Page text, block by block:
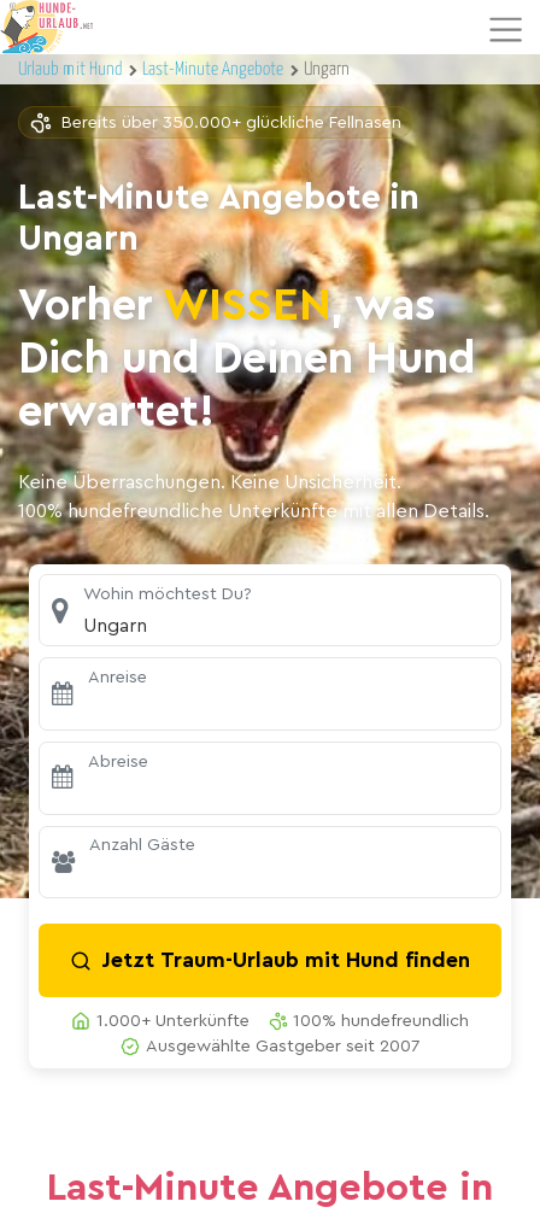
Urlaub mit Hund Last-Minute Angebote Ungarn
Bereits über 350.000+ glückliche Fellnasen
Last-Minute Angebote in
Ungarn
VorherWISSEN, was
Dich und Deinen Hund
erwartet!
Keine Überraschungen. Keine Unsicherheit.
100% hundefreundliche Unterkünfte mit allen Details.
Wohin möchtest Du?
Ungarn
Anreise
Abreise
Anzahl Gäste
Jetzt Traum-Urlaub mit Hund finden
1.000+ Unterkünfte
100% hundefreundlich
Ausgewählte Gastgeber seit 2007
Last-Minute Angebote in